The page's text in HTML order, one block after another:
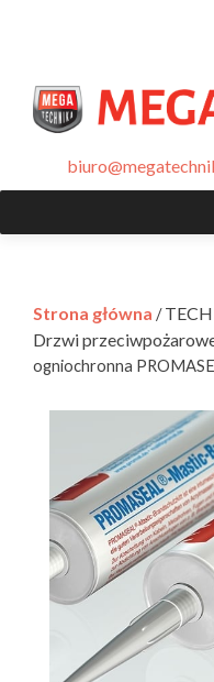
Strona główna /
Drzwi
ogniochronna